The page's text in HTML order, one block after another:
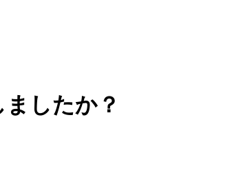
したか？